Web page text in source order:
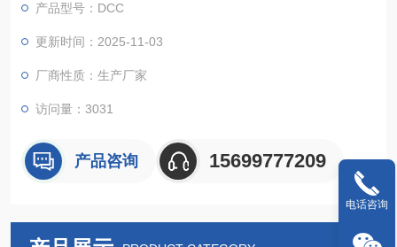
产品型号：DCC
更新时间：2025-11-03
厂商性质：生产厂家
访问量：3031
产品咨询 15699777209
电话咨询